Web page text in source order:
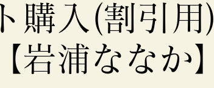
ト購入(割引用)
【岩浦ななか】